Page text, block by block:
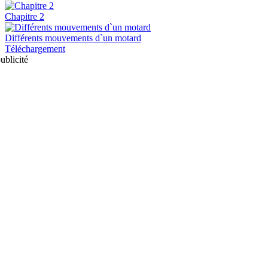
Chapitre 2
Différents mouvements d`un motard
Téléchargement